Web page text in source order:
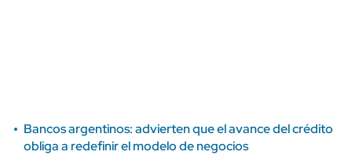
Bancos argentinos: advierten que el avance del crédito
obliga a redefinir el modelo de negocios